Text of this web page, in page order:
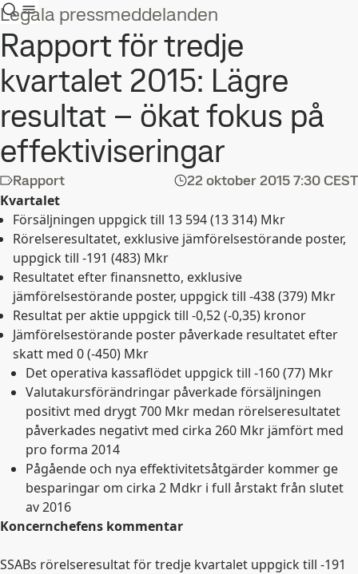
Legala pressmeddelanden
Rapport för tredje
kvartalet 2015: Lägre
resultat – ökat fokus på
effektiviseringar
Rapport 22 oktober 20157:30 CEST
Kvartalet
Försäljningen uppgick till 13 594 (13 314) Mkr
Rörelseresultatet, exklusive jämförelsestörande poster,
uppgick till -191 (483) Mkr
Resultatet efter finansnetto, exklusive
jämförelsestörande poster, uppgick till -438 (379) Mkr
Resultat per aktie uppgick till -0,52 (-0,35) kronor
Jämförelsestörande poster påverkade resultatet efter
skatt med 0 (-450) Mkr
Det operativa kassaflödet uppgick till -160 (77) Mkr
Valutakursförändringar påverkade försäljningen
positivt med drygt 700 Mkr medan rörelseresultatet
påverkades negativt med cirka 260 Mkr jämfört med
pro forma 2014
Pågående och nya effektivitetsåtgärder kommer ge
besparingar om cirka 2 Mdkr i full årstakt från slutet
av 2016
Koncernchefens kommentar
SSABs rörelseresultat för tredje kvartalet uppgick till -191